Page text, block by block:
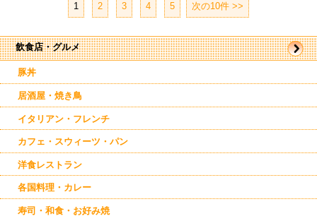
飲食店・グルメ
豚丼
居酒屋・焼き鳥
イタリアン・フレンチ
カフェ・スウィーツ・パン
洋食レストラン
各国料理・カレー
寿司・和食・お好み焼
1 2 3 4 5 次の10件 >>